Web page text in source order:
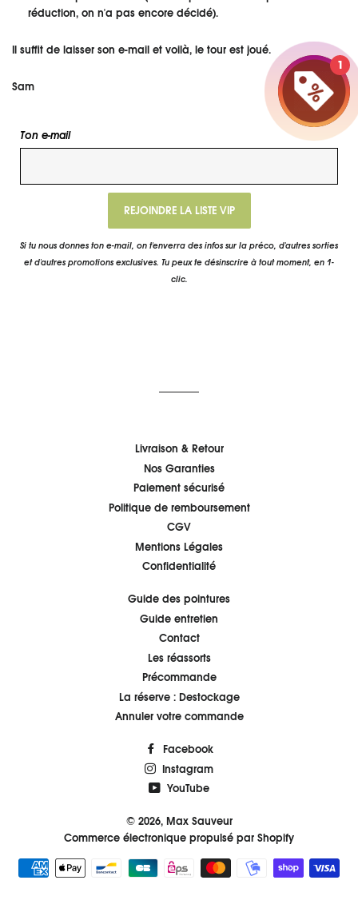
réduction, on n'a pas encore décidé).
Il suffit de laisser son e-mail et voilà, le tour est joué.
Sam
Ton e-mail
REJOINDRE LA LISTE VIP
Si tu nous donnes ton e-mail, on t'enverra des infos sur la préco, d'autres sorties
et d'autres promotions exclusives. Tu peux te désinscrire à tout moment, en 1-
clic.
Livraison & Retour
Nos Garanties
Paiement sécurisé
Politique de remboursement
CGV
Mentions Légales
Confidentialité
Guide des pointures
Guide entretien
Contact
Les réassorts
Précommande
La réserve : Destockage
Annuler votre commande
Facebook
Instagram
YouTube
© 2026, Max Sauveur
Commerce électronique propulsé par Shopify
Moyens
Non, je ne me sens pas chanceux
1